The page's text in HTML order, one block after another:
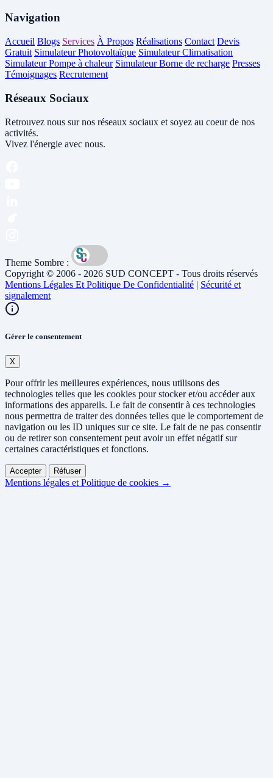
Navigation
Accueil Blogs Services À Propos Réalisations Contact Devis
Gratuit Simulateur Photovoltaïque Simulateur Climatisation
Simulateur Pompe à chaleur Simulateur Borne de recharge Presses
Témoignages Recrutement
Réseaux Sociaux
Retrouvez nous sur nos réseaux sociaux et soyez au coeur de nos
activités.
Vivez l'énergie avec nous.
Theme Sombre :
Copyright © 2006 - 2026 SUD CONCEPT - Tous droits réservés
Mentions Légales Et Politique De Confidentialité | Sécurité et
signalement
Gérer le consentement
X
Pour offrir les meilleures expériences, nous utilisons des
technologies telles que les cookies pour stocker et/ou accéder aux
informations des appareils. Le fait de consentir à ces technologies
nous permettra de traiter des données telles que le comportement de
navigation ou les ID uniques sur ce site. Le fait de ne pas consentir
ou de retirer son consentement peut avoir un effet négatif sur
certaines caractéristiques et fonctions.
Accepter Réfuser
Mentions légales et Politique de cookies →